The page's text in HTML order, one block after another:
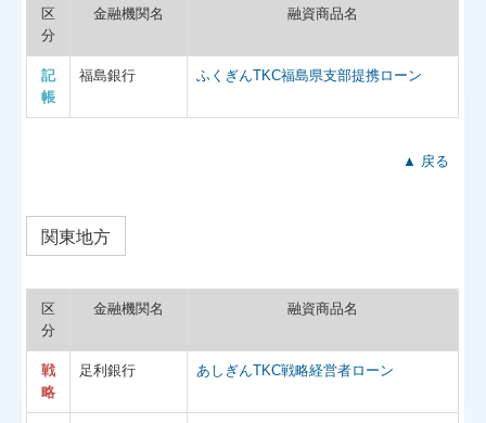
区
分
金融機関名 融資商品名
記
帳
福島銀行 ふくぎんTKC福島県支部提携ローン
▲ 戻る
関東地方
区
分
金融機関名 融資商品名
戦
略
足利銀行 あしぎんTKC戦略経営者ローン